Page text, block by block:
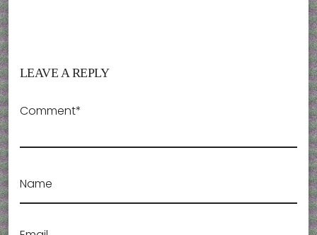
LEAVE A REPLY
Comment*
Name